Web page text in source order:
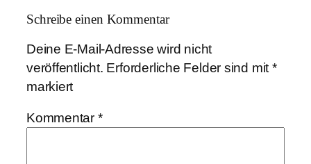
Schreibe einen Kommentar
Deine E-Mail-Adresse wird nicht
veröffentlicht. Erforderliche Felder sind mit *
markiert
Kommentar *